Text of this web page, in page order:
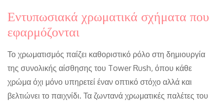
Εντυπωσιακά χρωματικά σχήματα που
εφαρμόζονται
Το χρωματισμός παίζει καθοριστικό ρόλο στη δημιουργία
της συνολικής αίσθησης του Tower Rush, όπου κάθε
χρώμα όχι μόνο υπηρετεί έναν οπτικό στόχο αλλά και
βελτιώνει το παιχνίδι. Τα ζωντανά χρωματικές παλέτες του